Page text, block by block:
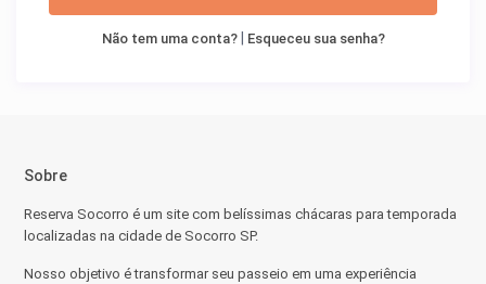
Não tem uma conta?| Esqueceu sua senha?
Sobre
Reserva Socorro é um site com belíssimas chácaras para temporada
localizadas na cidade de Socorro SP.
Nosso objetivo é transformar seu passeio em uma experiência